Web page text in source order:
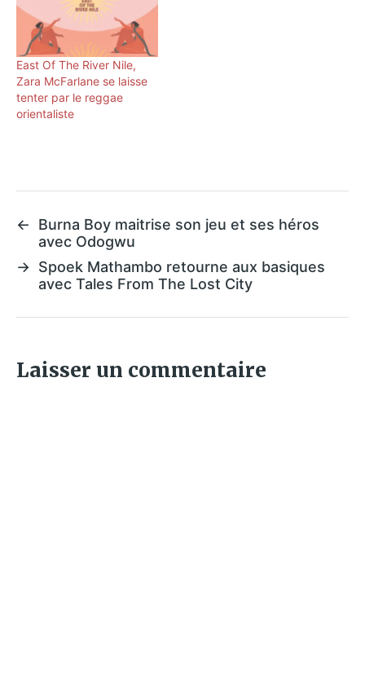
East Of The River Nile,
Zara McFarlane se laisse
tenter par le reggae
orientaliste
←
Burna Boy maitrise son jeu et ses héros
avec Odogwu
→ Spoek Mathambo retourne aux basiques
avec Tales From The Lost City
Laisser un commentaire